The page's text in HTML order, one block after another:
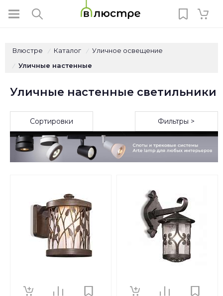
Влюстре / Каталог / Уличное освещение
/ Уличные настенные
Уличные настенные светильники
Сортировки Фильтры >